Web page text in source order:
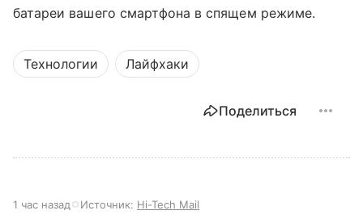
батареи вашего смартфона в спящем режиме.
Технологии Лайфхаки
Поделиться
1 час назад Источник: Hi-Tech Mail